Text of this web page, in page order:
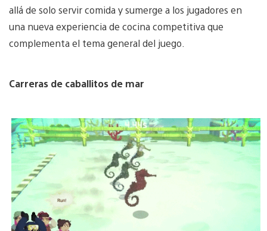
allá de solo servir comida y sumerge a los jugadores en
una nueva experiencia de cocina competitiva que
complementa el tema general del juego.
Carreras de caballitos de mar